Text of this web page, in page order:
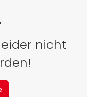
nicht